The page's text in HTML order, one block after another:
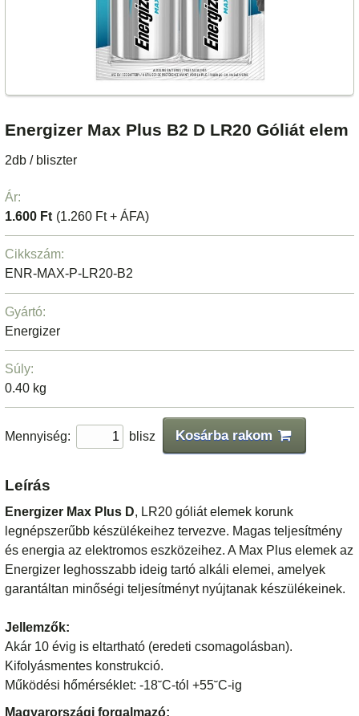
Energizer Max Plus B2 D LR20 Góliát elem
2db / bliszter
Ár:
1.600 Ft (1.260 Ft + ÁFA)
Cikkszám:
ENR-MAX-P-LR20-B2
Gyártó:
Energizer
Súly:
0.40 kg
Mennyiség: blisz Kosárba rakom
Leírás
Energizer Max Plus D, LR20 góliát elemek korunk
legnépszerűbb készülékeihez tervezve. Magas teljesítmény
és energia az elektromos eszközeihez. A Max Plus elemek az
Energizer leghosszabb ideig tartó alkáli elemei, amelyek
garantáltan minőségi teljesítményt nyújtanak készülékeinek.
Jellemzők:
Akár 10 évig is eltartható (eredeti csomagolásban).
Kifolyásmentes konstrukció.
Működési hőmérséklet: -18˘C-tól +55˘C-ig
Magyarországi forgalmazó: